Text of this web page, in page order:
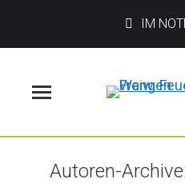
IM
Autoren-Archive: